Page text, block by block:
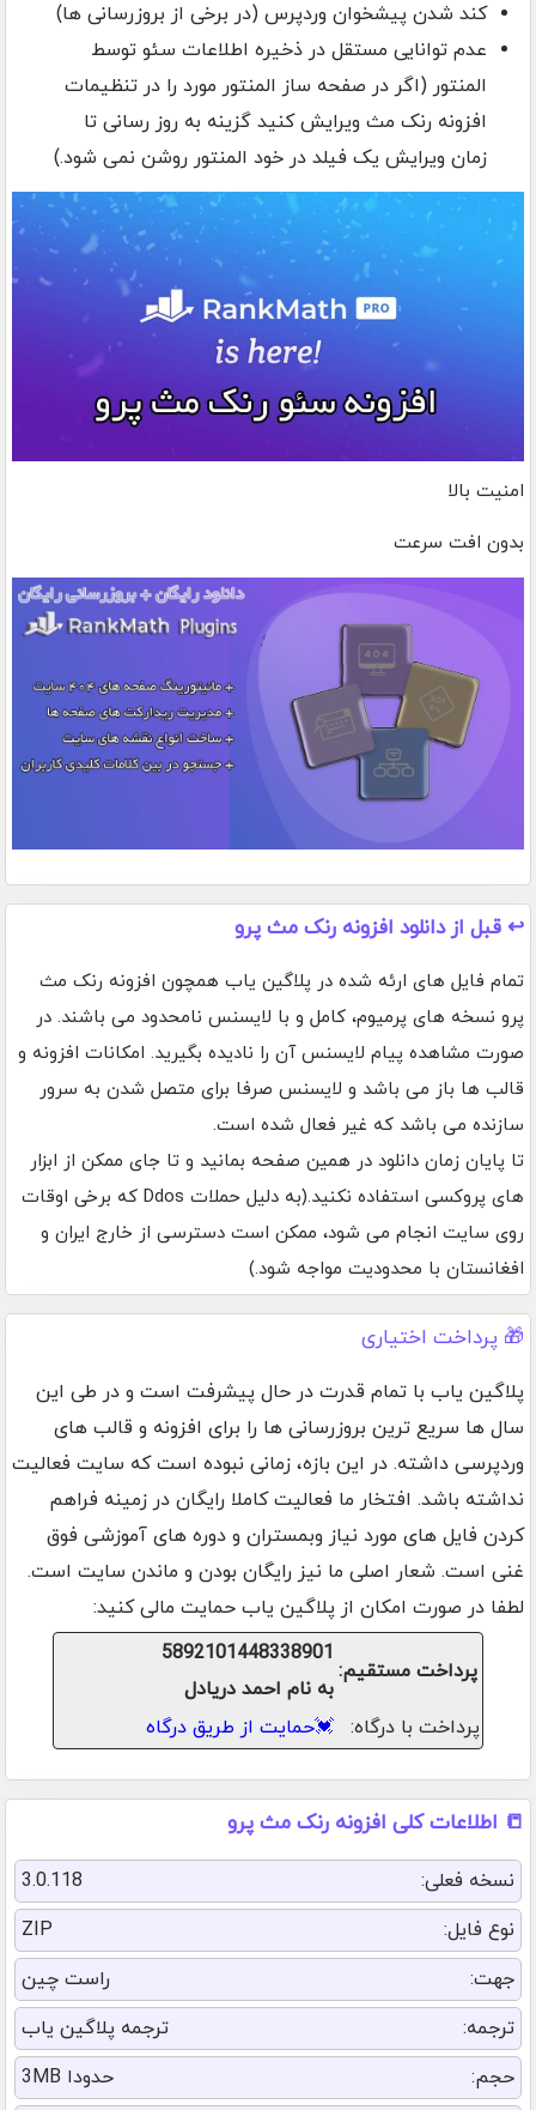
کند شدن پیشخوان وردپرس (در برخی از بروزرسانی ها)
عدم توانایی مستقل در ذخیره اطلاعات سئو توسط
المنتور (اگر در صفحه ساز المنتور مورد را در تنظیمات
افزونه رنک مث ویرایش کنید گزینه به روز رسانی تا
زمان ویرایش یک فیلد در خود المنتور روشن نمی شود.)
امنیت بالا
بدون افت سرعت
↩️ قبل از دانلود افزونه رنک مث پرو
تمام فایل های ارئه شده در پلاگین یاب همچون افزونه رنک مث
پرو نسخه های پرمیوم، کامل و با لایسنس نامحدود می باشند. در
صورت مشاهده پیام لایسنس آن را نادیده بگیرید. امکانات افزونه و
قالب ها باز می باشد و لایسنس صرفا برای متصل شدن به سرور
سازنده می باشد که غیر فعال شده است.
تا پایان زمان دانلود در همین صفحه بمانید و تا جای ممکن از ابزار
های پروکسی استفاده نکنید.(به دلیل حملات Ddos که برخی اوقات
روی سایت انجام می شود، ممکن است دسترسی از خارج ایران و
افغانستان با محدودیت مواجه شود.)
🎁 پرداخت اختیاری
پلاگین یاب با تمام قدرت در حال پیشرفت است و در طی این
سال ها سریع ترین بروزرسانی ها را برای افزونه و قالب های
وردپرسی داشته. در این بازه، زمانی نبوده است که سایت فعالیت
نداشته باشد. افتخار ما فعالیت کاملا رایگان در زمینه فراهم
کردن فایل های مورد نیاز وبمستران و دوره های آموزشی فوق
غنی است. شعار اصلی ما نیز رایگان بودن و ماندن سایت است.
لطفا در صورت امکان از پلاگین یاب حمایت مالی کنید:
پرداخت مستقیم:
5892101448338901
به نام احمد دریادل
پرداخت با درگاه:
💓حمایت از طریق درگاه
📒 اطلاعات کلی افزونه رنک مث پرو
نسخه فعلی:
3.0.118
نوع فایل:
ZIP
جهت:
راست چین
ترجمه:
ترجمه پلاگین یاب
حجم:
حدودا 3MB